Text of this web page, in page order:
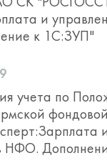
типов бизнеса:
компаний,
другое.
описание всех
по работе с
подключения
и
к 1С:ЗУП"
учета по
НФО.